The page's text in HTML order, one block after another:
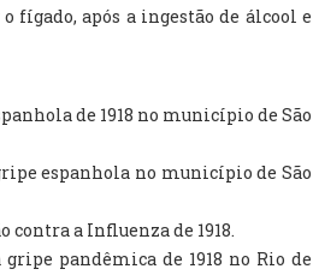
fígado, após a ingestão de álcool e
de 1918 no município de São
espanhola no município de São
contra a Influenza de 1918.
pandêmica de 1918 no Rio de